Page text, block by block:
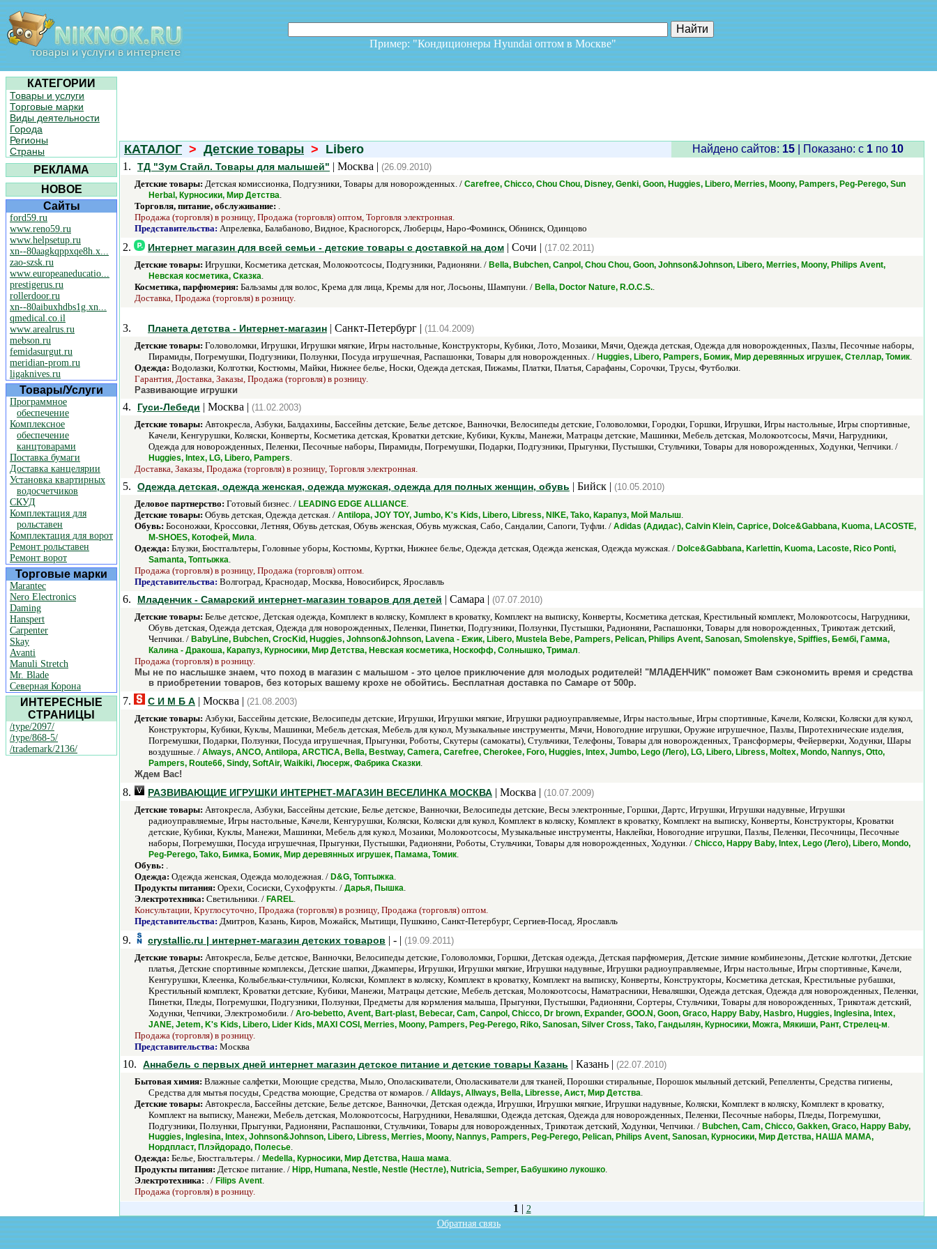
Пример: "Кондиционеры Hyundai оптом в Москве"
КАТЕГОРИИ
Товары и услуги
Торговые марки
Виды деятельности
Города
Регионы
Страны
РЕКЛАМА
НОВОЕ
Сайты
ford59.ru
www.reno59.ru
www.helpsetup.ru
xn--80aagkqppxqe8h.x...
zao-szsk.ru
www.europeaneducatio...
prestigerus.ru
rollerdoor.ru
xn--80aibuxhdbs1g.xn...
qmedical.co.il
www.arealrus.ru
mebson.ru
femidasurgut.ru
meridian-prom.ru
ligaknives.ru
Товары/Услуги
Программное
обеспечение
Комплексное
обеспечение
канцтоварами
Поставка бумаги
Доставка канцелярии
Установка квартирных
водосчетчиков
СКУД
Комплектация для
рольставен
Комплектация для ворот
Ремонт рольставен
Ремонт ворот
Торговые марки
Marantec
Nero Electronics
Daming
Hanspert
Carpenter
Skay
Avanti
Manuli Stretch
Mr. Blade
Северная Корона
ИНТЕРЕСНЫЕ
СТРАНИЦЫ
/type/2097/
/type/868-5/
/trademark/2136/
КАТАЛОГ > Детские товары > Libero Найдено сайтов: 15| Показано: c 1по 10
1.
ТД "Зум Стайл. Товары для малышей" | Москва | (26.09.2010)
Детские товары: Детская комиссионка, Подгузники, Товары для новорожденных. / Carefree, Chicco, Chou Chou, Disney, Genki, Goon, Huggies, Libero, Merries, Moony, Pampers, Peg-Perego, Sun
Herbal, Курносики, Мир Детства.
Торговля, питание, обслуживание: .
Продажа (торговля) в розницу, Продажа (торговля) оптом, Торговля электронная.
Представительства: Апрелевка, Балабаново, Видное, Красногорск, Люберцы, Наро-Фоминск, Обнинск, Одинцово
2. Интернет магазин для всей семьи - детские товары с доставкой на дом | Сочи | (17.02.2011)
Детские товары: Игрушки, Косметика детская, Молокоотсосы, Подгузники, Радионяни. / Bella, Bubchen, Canpol, Chou Chou, Goon, Johnson&Johnson, Libero, Merries, Moony, Philips Avent,
Невская косметика, Сказка.
Косметика, парфюмерия: Бальзамы для волос, Крема для лица, Кремы для ног, Лосьоны, Шампуни. / Bella, Doctor Nature, R.O.C.S..
Доставка, Продажа (торговля) в розницу.
3. Планета детства - Интернет-магазин | Санкт-Петербург | (11.04.2009)
Детские товары: Головоломки, Игрушки, Игрушки мягкие, Игры настольные, Конструкторы, Кубики, Лото, Мозаики, Мячи, Одежда детская, Одежда для новорожденных, Пазлы, Песочные наборы,
Пирамиды, Погремушки, Подгузники, Ползунки, Посуда игрушечная, Распашонки, Товары для новорожденных. / Huggies, Libero, Pampers, Бомик, Мир деревянных игрушек, Стеллар, Томик.
Одежда: Водолазки, Колготки, Костюмы, Майки, Нижнее белье, Носки, Одежда детская, Пижамы, Платки, Платья, Сарафаны, Сорочки, Трусы, Футболки.
Гарантия, Доставка, Заказы, Продажа (торговля) в розницу.
Развивающие игрушки
4. Гуси-Лебеди | Москва | (11.02.2003)
Детские товары: Автокресла, Азбуки, Балдахины, Бассейны детские, Белье детское, Ванночки, Велосипеды детские, Головоломки, Городки, Горшки, Игрушки, Игры настольные, Игры спортивные,
Качели, Кенгурушки, Коляски, Конверты, Косметика детская, Кроватки детские, Кубики, Куклы, Манежи, Матрацы детские, Машинки, Мебель детская, Молокоотсосы, Мячи, Нагрудники,
Одежда для новорожденных, Пеленки, Песочные наборы, Пирамиды, Погремушки, Подарки, Подгузники, Прыгунки, Пустышки, Стульчики, Товары для новорожденных, Ходунки, Чепчики. /
Huggies, Intex, LG, Libero, Pampers.
Доставка, Заказы, Продажа (торговля) в розницу, Торговля электронная.
5. Одежда детская, одежда женская, одежда мужская, одежда для полных женщин, обувь | Бийск | (10.05.2010)
Деловое партнерство: Готовый бизнес. / LEADING EDGE ALLIANCE.
Детские товары: Обувь детская, Одежда детская. / Antilopa, JOY TOY, Jumbo, K's Kids, Libero, Libress, NIKE, Tako, Карапуз, Мой Малыш.
Обувь: Босоножки, Кроссовки, Летняя, Обувь детская, Обувь женская, Обувь мужская, Сабо, Сандалии, Сапоги, Туфли. / Adidas (Адидас), Calvin Klein, Caprice, Dolce&Gabbana, Kuoma, LACOSTE,
M-SHOES, Котофей, Мила.
Одежда: Блузки, Бюстгальтеры, Головные уборы, Костюмы, Куртки, Нижнее белье, Одежда детская, Одежда женская, Одежда мужская. / Dolce&Gabbana, Karlettin, Kuoma, Lacoste, Rico Ponti,
Samanta, Топтыжка.
Продажа (торговля) в розницу, Продажа (торговля) оптом.
Представительства: Волгоград, Краснодар, Москва, Новосибирск, Ярославль
6. Младенчик - Самарский интернет-магазин товаров для детей | Самара | (07.07.2010)
Детские товары: Белье детское, Детская одежда, Комплект в коляску, Комплект в кроватку, Комплект на выписку, Конверты, Косметика детская, Крестильный комплект, Молокоотсосы, Нагрудники,
Обувь детская, Одежда детская, Одежда для новорожденных, Пеленки, Пинетки, Подгузники, Ползунки, Пустышки, Радионяни, Распашонки, Товары для новорожденных, Трикотаж детский,
Чепчики. / BabyLine, Bubchen, CrocKid, Huggies, Johnson&Johnson, Lavena - Ежик, Libero, Mustela Bеbе, Pampers, Pelican, Philips Avent, Sanosan, Smolenskye, Spiffies, Бембi, Гамма,
Калина - Дракоша, Карапуз, Курносики, Мир Детства, Невская косметика, Носкофф, Солнышко, Тримал.
Продажа (торговля) в розницу.
Мы не по наслышке знаем, что поход в магазин с малышом - это целое приключение для молодых родителей! "МЛАДЕНЧИК" поможет Вам сэкономить время и средства
в приобретении товаров, без которых вашему крохе не обойтись. Бесплатная доставка по Самаре от 500р.
7. С И М Б А | Москва | (21.08.2003)
Детские товары: Азбуки, Бассейны детские, Велосипеды детские, Игрушки, Игрушки мягкие, Игрушки радиоуправляемые, Игры настольные, Игры спортивные, Качели, Коляски, Коляски для кукол,
Конструкторы, Кубики, Куклы, Машинки, Мебель детская, Мебель для кукол, Музыкальные инструменты, Мячи, Новогодние игрушки, Оружие игрушечное, Пазлы, Пиротехнические изделия,
Погремушки, Подарки, Ползунки, Посуда игрушечная, Прыгунки, Роботы, Скутеры (самокаты), Стульчики, Телефоны, Товары для новорожденных, Трансформеры, Фейерверки, Ходунки, Шары
воздушные. / Always, ANCO, Antilopa, ARCTICA, Bella, Bestway, Camera, Carefree, Cherokee, Foro, Huggies, Intex, Jumbo, Lego (Лего), LG, Libero, Libress, Moltex, Mondo, Nannys, Otto,
Pampers, Route66, Sindy, SoftAir, Waikiki, Люсерж, Фабрика Сказки.
Ждем Вас!
8. РАЗВИВАЮЩИЕ ИГРУШКИ ИНТЕРНЕТ-МАГАЗИН ВЕСЕЛИНКА МОСКВА | Москва | (10.07.2009)
Детские товары: Автокресла, Азбуки, Бассейны детские, Белье детское, Ванночки, Велосипеды детские, Весы электронные, Горшки, Дартс, Игрушки, Игрушки надувные, Игрушки
радиоуправляемые, Игры настольные, Качели, Кенгурушки, Коляски, Коляски для кукол, Комплект в коляску, Комплект в кроватку, Комплект на выписку, Конверты, Конструкторы, Кроватки
детские, Кубики, Куклы, Манежи, Машинки, Мебель для кукол, Мозаики, Молокоотсосы, Музыкальные инструменты, Наклейки, Новогодние игрушки, Пазлы, Пеленки, Песочницы, Песочные
наборы, Погремушки, Посуда игрушечная, Прыгунки, Пустышки, Радионяни, Роботы, Стульчики, Товары для новорожденных, Ходунки. / Chicco, Happy Baby, Intex, Lego (Лего), Libero, Mondo,
Peg-Perego, Tako, Бимка, Бомик, Мир деревянных игрушек, Памама, Томик.
Обувь: .
Одежда: Одежда женская, Одежда молодежная. / D&G, Топтыжка.
Продукты питания: Орехи, Сосиски, Сухофрукты. / Дарья, Пышка.
Электротехника: Светильники. / FAREL.
Консультации, Круглосуточно, Продажа (торговля) в розницу, Продажа (торговля) оптом.
Представительства: Дмитров, Казань, Киров, Можайск, Мытищи, Пушкино, Санкт-Петербург, Сергиев-Посад, Ярославль
9. сrystallic.ru | интернет-магазин детских товаров | - | (19.09.2011)
Детские товары: Автокресла, Белье детское, Ванночки, Велосипеды детские, Головоломки, Горшки, Детская одежда, Детская парфюмерия, Детские зимние комбинезоны, Детские колготки, Детские
платья, Детские спортивные комплексы, Детские шапки, Джамперы, Игрушки, Игрушки мягкие, Игрушки надувные, Игрушки радиоуправляемые, Игры настольные, Игры спортивные, Качели,
Кенгурушки, Клеенка, Колыбельки-стульчики, Коляски, Комплект в коляску, Комплект в кроватку, Комплект на выписку, Конверты, Конструкторы, Косметика детская, Крестильные рубашки,
Крестильный комплект, Кроватки детские, Кубики, Манежи, Матрацы детские, Мебель детская, Молокоотсосы, Наматрасники, Неваляшки, Одежда детская, Одежда для новорожденных, Пеленки,
Пинетки, Пледы, Погремушки, Подгузники, Ползунки, Предметы для кормления малыша, Прыгунки, Пустышки, Радионяни, Сортеры, Стульчики, Товары для новорожденных, Трикотаж детский,
Ходунки, Чепчики, Электромобили. / Aro-bebetto, Avent, Bart-plast, Bebecar, Cam, Canpol, Chicco, Dr brown, Expander, GOO.N, Goon, Graco, Happy Baby, Hasbro, Huggies, Inglesina, Intex,
JANE, Jetem, K's Kids, Libero, Lider Kids, MAXI COSI, Merries, Moony, Pampers, Peg-Perego, Riko, Sanosan, Silver Cross, Tako, Гандылян, Курносики, Можга, Мякиши, Рант, Стрелец-м.
Продажа (торговля) в розницу.
Представительства: Москва
10. Аннабель с первых дней интернет магазин детское питание и детские товары Казань | Казань | (22.07.2010)
Бытовая химия: Влажные салфетки, Моющие средства, Мыло, Ополаскиватели, Ополаскиватели для тканей, Порошки стиральные, Порошок мыльный детский, Репелленты, Средства гигиены,
Средства для мытья посуды, Средства моющие, Средства от комаров. / Alldays, Allways, Bella, Libresse, Аист, Мир Детства.
Детские товары: Автокресла, Бассейны детские, Белье детское, Ванночки, Детская одежда, Игрушки, Игрушки мягкие, Игрушки надувные, Коляски, Комплект в коляску, Комплект в кроватку,
Комплект на выписку, Манежи, Мебель детская, Молокоотсосы, Нагрудники, Неваляшки, Одежда детская, Одежда для новорожденных, Пеленки, Песочные наборы, Пледы, Погремушки,
Подгузники, Ползунки, Прыгунки, Радионяни, Распашонки, Стульчики, Товары для новорожденных, Трикотаж детский, Ходунки, Чепчики. / Bubchen, Cam, Chicco, Gakken, Graco, Happy Baby,
Huggies, Inglesina, Intex, Johnson&Johnson, Libero, Libress, Merries, Moony, Nannys, Pampers, Peg-Perego, Pelican, Philips Avent, Sanosan, Курносики, Мир Детства, НАША МАМА,
Нордпласт, Плэйдорадо, Полесье.
Одежда: Белье, Бюстгальтеры. / Medella, Курносики, Мир Детства, Наша мама.
Продукты питания: Детское питание. / Hipp, Humana, Nestle, Nestle (Нестле), Nutricia, Semper, Бабушкино лукошко.
Электротехника: . / Filips Avent.
Продажа (торговля) в розницу.
1 | 2
Обратная связь